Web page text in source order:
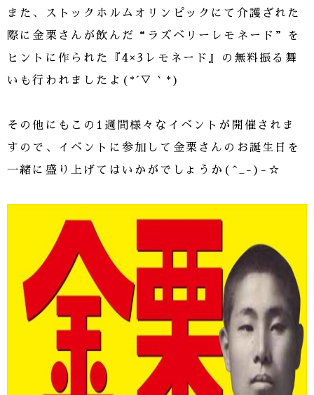
また、ストックホルムオリンピックにて介護ざれた
際に金栗さんが飲んだ“ラズベリーレモネード”を
ヒントに作られた『4×3レモネード』の無料振る舞
いも行われましたよ(*´▽｀*)
その他にもこの1週間様々なイベントが開催されま
すので、イベントに参加して金栗さんのお誕生日を
一緒に盛り上げてはいかがでしょうか(^_-)-☆